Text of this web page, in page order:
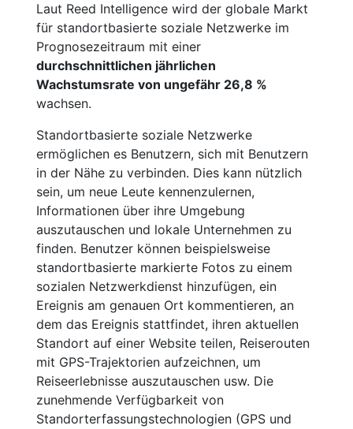
Laut Reed Intelligence wird der globale Markt
für standortbasierte soziale Netzwerke im
Prognosezeitraum mit einer
durchschnittlichen jährlichen
Wachstumsrate von ungefähr 26,8 %
wachsen.
Standortbasierte soziale Netzwerke
ermöglichen es Benutzern, sich mit Benutzern
in der Nähe zu verbinden. Dies kann nützlich
sein, um neue Leute kennenzulernen,
Informationen über ihre Umgebung
auszutauschen und lokale Unternehmen zu
finden. Benutzer können beispielsweise
standortbasierte markierte Fotos zu einem
sozialen Netzwerkdienst hinzufügen, ein
Ereignis am genauen Ort kommentieren, an
dem das Ereignis stattfindet, ihren aktuellen
Standort auf einer Website teilen, Reiserouten
mit GPS-Trajektorien aufzeichnen, um
Reiseerlebnisse auszutauschen usw. Die
zunehmende Verfügbarkeit von
Standorterfassungstechnologien (GPS und